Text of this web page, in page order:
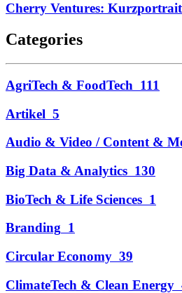
Cherry Ventures:
Categories
AgriTech & FoodTech 111
Artikel 5
Audio & Video / Content &
Big Data & Analytics 130
BioTech & Life Sciences 1
Branding 1
Circular Economy 39
ClimateTech & Clean Energy